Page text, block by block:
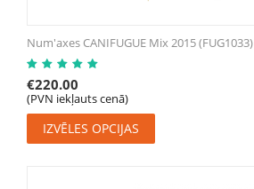
Num'axes CANIFUGUE Mix 2015 (FUG1033)
€220.00
(PVN iekļauts cenā)
IZVĒLES OPCIJAS